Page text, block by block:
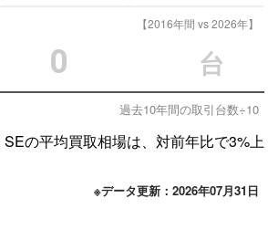
【2016年間 vs 2026年】
0 台
過去10年間の取引台数÷10
SEの平均買取相場は、対前年比で3%上
※データ更新：2026年07月31日